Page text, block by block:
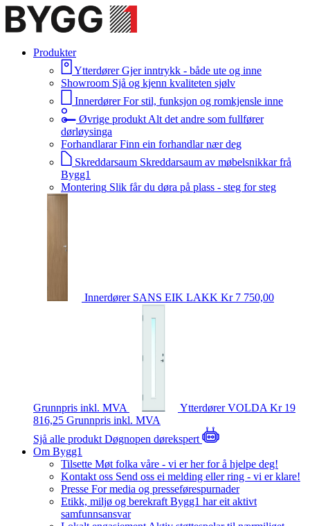
Produkter
Ytterdører Gjer inntrykk - både ute og inne
Showroom Sjå og kjenn kvaliteten sjølv
Innerdører For stil, funksjon og romkjensle inne
Øvrige produkt Alt det andre som fullfører
dørløysinga
Forhandlarar Finn ein forhandlar nær deg
Skreddarsaum Skreddarsaum av møbelsnikkar frå
Bygg1
Montering Slik får du døra på plass - steg for steg
Innerdører SANS EIK LAKK Kr 7 750,00
Grunnpris inkl. MVA YtterdørerVOLDA Kr 19
816,25 Grunnpris inkl. MVA
Sjå alle produkt Døgnopen dørekspert
Om Bygg1
Tilsette Møt folka våre - vi er her for å hjelpe deg!
Kontakt oss Send oss ei melding eller ring - vi er klare!
Presse For media og presseførespurnader
Etikk, miljø og berekraft Bygg1 har eit aktivt
samfunnsansvar